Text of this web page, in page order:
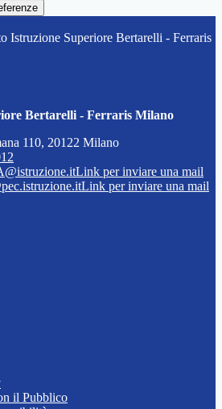
Istruzione Superiore Bertarelli - Ferraris
Bertarelli - Ferraris Milano
110, 20122 Milano
Link per inviare una mail
Link per inviare una mail
il Pubblico